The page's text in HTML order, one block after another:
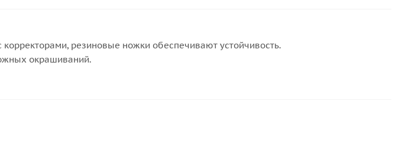
резиновые ножки обеспечивают устойчивость.
окрашиваний.